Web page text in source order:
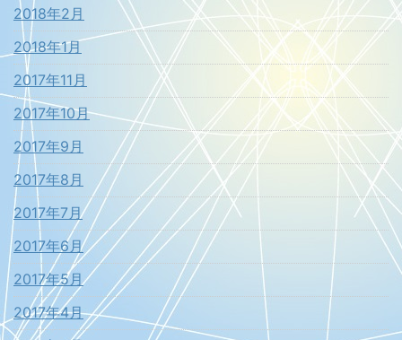
2018年2月
2018年1月
2017年11月
2017年10月
2017年9月
2017年8月
2017年7月
2017年6月
2017年5月
2017年4月